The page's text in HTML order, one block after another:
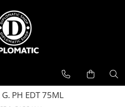
PH EDT 75ML